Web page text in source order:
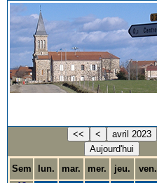
<< <
avril 2023
Aujourd'hui
Sem
lun. mar. mer. jeu. ven.